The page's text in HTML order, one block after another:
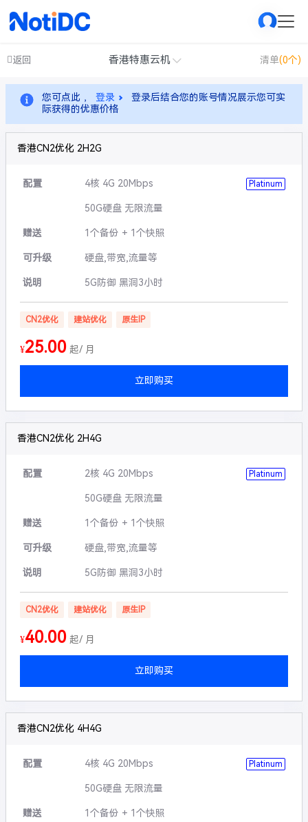
返回 香港特惠云机 清单(0个)
您可点此 ， 登录
登录后结合您的账号情况展示您可实
际获得的优惠价格
香港CN2优化 2H2G
配置 4核 4G 20Mbps Platinum
50G硬盘 无限流量
赠送 1个备份 + 1个快照
可升级 硬盘,带宽,流量等
说明 5G防御 黑洞3小时
CN2优化 建站优化 原生IP
¥25.00 起/ 月
立即购买
香港CN2优化 2H4G
配置 2核 4G 20Mbps Platinum
50G硬盘 无限流量
赠送 1个备份 + 1个快照
可升级 硬盘,带宽,流量等
说明 5G防御 黑洞3小时
CN2优化 建站优化 原生IP
¥40.00 起/ 月
立即购买
香港CN2优化 4H4G
配置 4核 4G 20Mbps Platinum
50G硬盘 无限流量
赠送 1个备份 + 1个快照